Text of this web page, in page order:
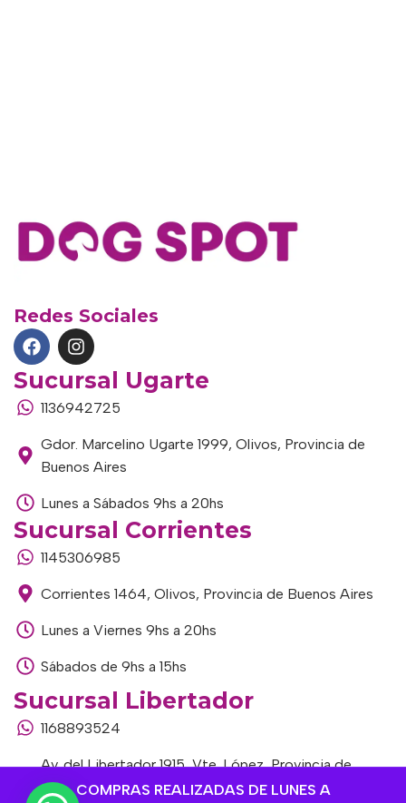
COMPRAS REALIZADAS DE LUNES A
Redes Sociales
Sucursal Ugarte
1136942725
Gdor. Marcelino Ugarte 1999, Olivos, Provincia de
Buenos Aires
Lunes a Sábados 9hs a 20hs
Sucursal Corrientes
1145306985
Corrientes 1464, Olivos, Provincia de Buenos Aires
Lunes a Viernes 9hs a 20hs
Sábados de 9hs a 15hs
Sucursal Libertador
1168893524
Av. del Libertador 1915, Vte. López, Provincia de
Buenos Aires